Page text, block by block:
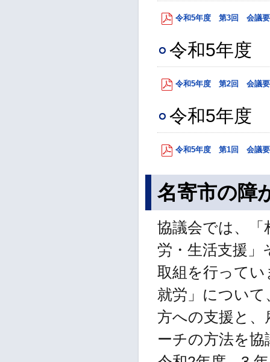
令和5年度 第3回 会議要
令和5年度
令和5年度 第2回 会議要
令和5年度
令和5年度 第1回 会議要
名寄市の障
協議会では、「
労・生活支援
取組を行って
就労」につい
方への支援と
ーチの方法を